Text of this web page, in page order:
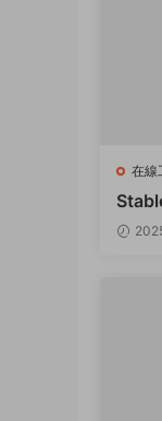
在線
視頻